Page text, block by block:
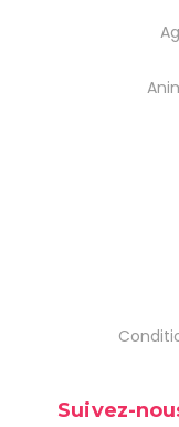
Suivez-